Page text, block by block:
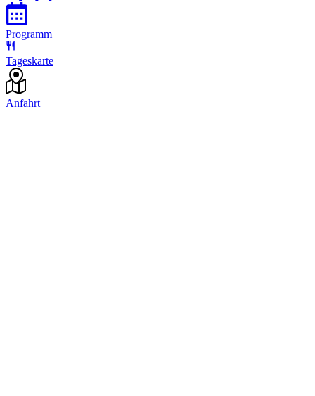
Programm
Tageskarte
Anfahrt